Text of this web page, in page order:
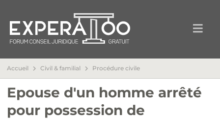
Accueil Civil & familial Procédure civile
Epouse d'un homme arrêté
pour possession de